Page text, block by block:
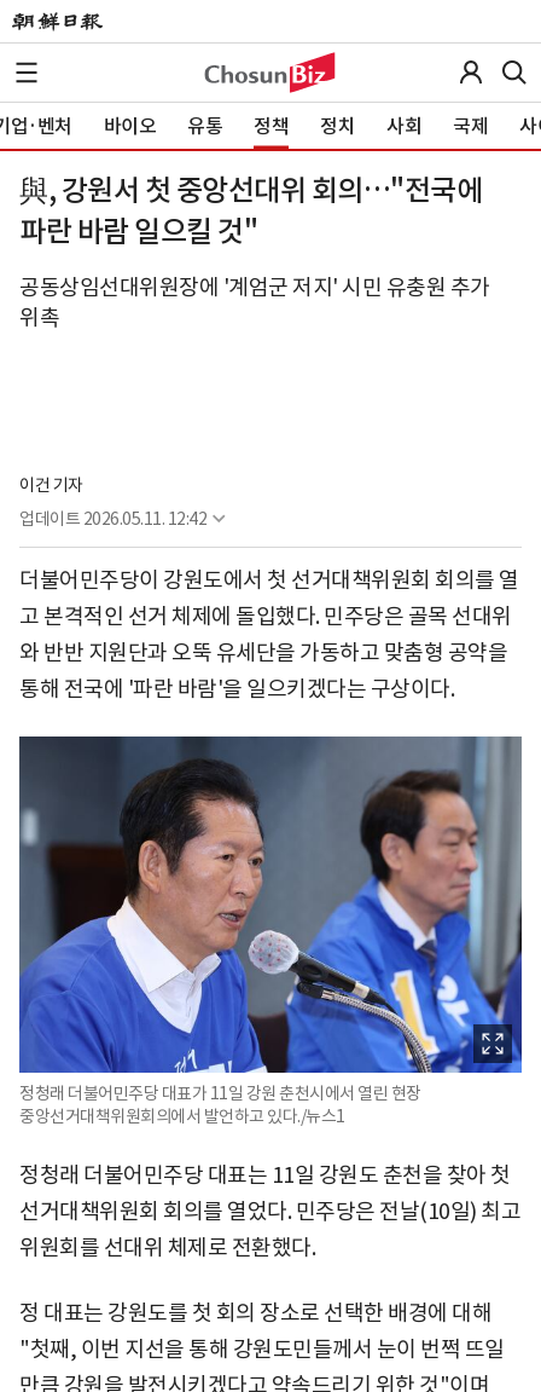
업·벤처 바이오 유통 정책 정치 사회 국제 사
與, 강원서 첫 중앙선대위 회의…"전국에
파란 바람 일으킬 것"
공동상임선대위원장에 '계엄군 저지' 시민 유충원 추가
위촉
이건 기자
업데이트 2026.05.11. 12:42
더불어민주당이 강원도에서 첫 선거대책위원회 회의를 열
고 본격적인 선거 체제에 돌입했다. 민주당은 골목 선대위
와 반반 지원단과 오뚝 유세단을 가동하고 맞춤형 공약을
통해 전국에 '파란 바람'을 일으키겠다는 구상이다.
정청래 더불어민주당 대표가 11일 강원 춘천시에서 열린 현장
중앙선거대책위원회의에서 발언하고 있다./뉴스1
정청래 더불어민주당 대표는 11일 강원도 춘천을 찾아 첫
선거대책위원회 회의를 열었다. 민주당은 전날(10일) 최고
위원회를 선대위 체제로 전환했다.
정 대표는 강원도를 첫 회의 장소로 선택한 배경에 대해
"첫째, 이번 지선을 통해 강원도민들께서 눈이 번쩍 뜨일
만큼 강원을 발전시키겠다고 약속드리기 위한 것"이며